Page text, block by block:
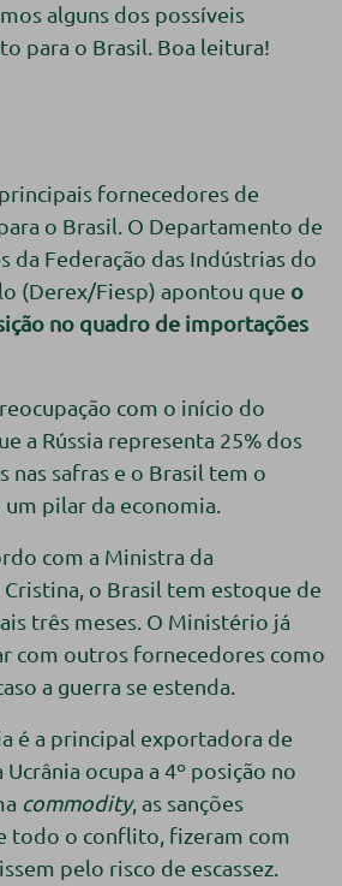
alguns dos possíveis
para o Brasil. Boa leitura!
fornecedores de
o Brasil. O Departamento de
da Federação das Indústrias do
(Derex/Fiesp) apontou que o
no quadro de importações
com o início do
a Rússia representa 25% dos
nas safras e o Brasil tem o
pilar da economia.
com a Ministra da
o Brasil tem estoque de
três meses. O Ministério já
com outros fornecedores como
a guerra se estenda.
é a principal exportadora de
ocupa a 4º posição no
commodity, as sanções
todo o conflito, fizeram com
pelo risco de escassez.